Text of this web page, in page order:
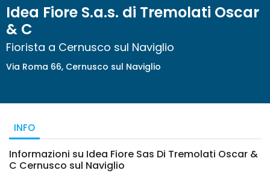
Idea Fiore S.a.s. di Tremolati Oscar
& C
Fiorista a Cernusco sul Naviglio
Via Roma 66, Cernusco sul Naviglio
INFO
Informazioni su Idea Fiore Sas Di Tremolati Oscar &
C Cernusco sul Naviglio